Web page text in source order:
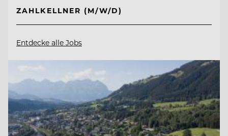
ZAHLKELLNER (M/W/D)
Entdecke alle Jobs